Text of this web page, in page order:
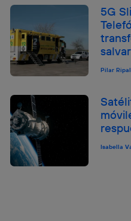
5G
Pilar
Isabella